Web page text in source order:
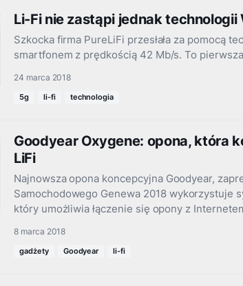
Li-Fi nie zastąpi jednak technologii
Szkocka firma PureLiFi przesłała za pomocą
smartfonem z prędkością 42 Mb/s. To
24 marca 2018
5g li-fi technologia
Goodyear Oxygene: opona, która
LiFi
Najnowsza opona koncepcyjna Goodyear,
Samochodowego Genewa 2018 wykorzystuje
który umożliwia łączenie się opony z
8 marca 2018
gadżety Goodyear li-fi